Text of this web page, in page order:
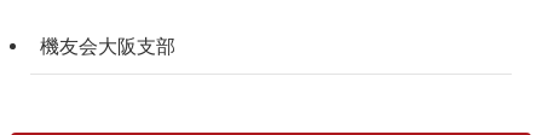
機友会大阪支部